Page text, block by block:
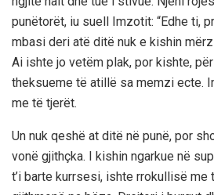
punëtorët, iu suell Imzotit: “Edhe ti,
mbasi deri atë ditë nuk e kishin
Ai ishte jo vetëm plak, por kishte,
theksueme të atillë sa memzi ecte.
me të tjerët.
Un nuk qeshë at ditë në punë, por
vonë gjithçka. I kishin ngarkue në
t’i barte kurrsesi, ishte rrokullisë me